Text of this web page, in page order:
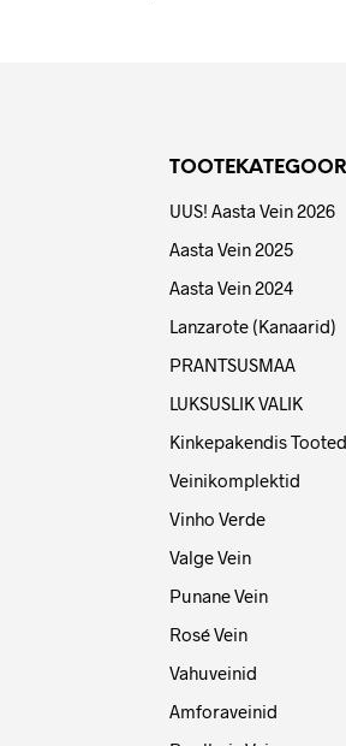
UUS! Aasta Vein 2026
Aasta Vein 2025
Aasta Vein 2024
Lanzarote (Kanaarid)
PRANTSUSMAA
LUKSUSLIK VALIK
Kinkepakendis Tooted
Veinikomplektid
Vinho Verde
Valge Vein
Punane Vein
Rosé Vein
Vahuveinid
Amforaveinid